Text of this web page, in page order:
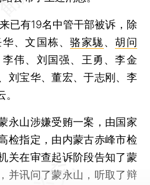
有19名中管干部被诉，除
、文国栋、骆家駹、胡问
伟、刘国强、王勇、李金
刘宝华、董宏、于志刚、李
山涉嫌受贿一案，由国家
检指定，由内蒙古赤峰市检
关在审查起诉阶段告知了蒙
并讯问了蒙永山，听取了辩